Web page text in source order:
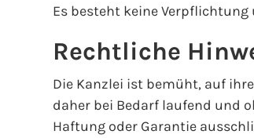
Es besteht keine
Rechtliche
Die Kanzlei ist bemüht, auf
daher bei Bedarf laufend und
Haftung oder Garantie